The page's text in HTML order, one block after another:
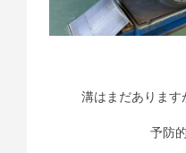
溝はまだあります
予防